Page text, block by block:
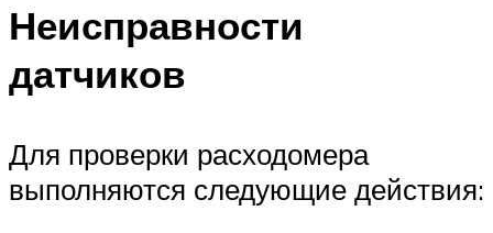
Неисправности
датчиков
Для проверки расходомера
выполняются следующие действия: